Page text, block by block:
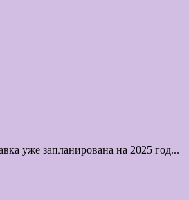
уже запланирована на 2025 год...